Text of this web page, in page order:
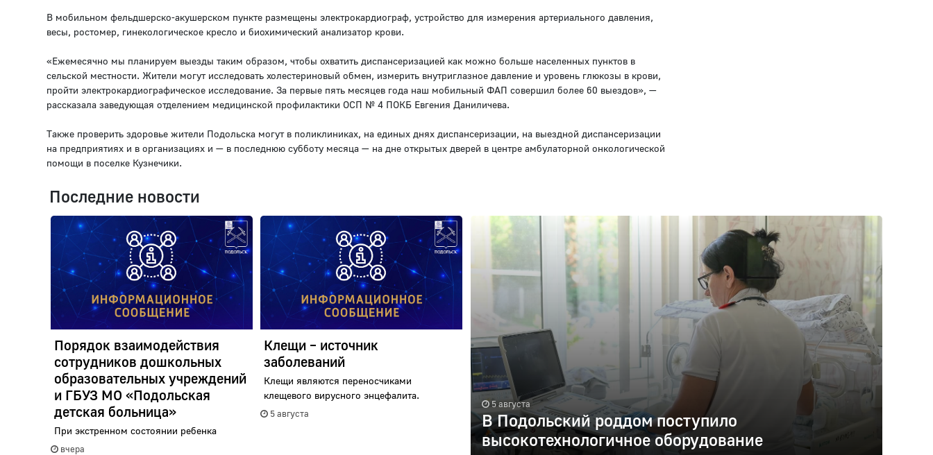
В мобильном фельдшерско-акушерском пункте размещены электрокардиограф, устройство для измерения артериального давления,
весы, ростомер, гинекологическое кресло и биохимический анализатор крови.
«Ежемесячно мы планируем выезды таким образом, чтобы охватить диспансеризацией как можно больше населенных пунктов в
сельской местности. Жители могут исследовать холестериновый обмен, измерить внутриглазное давление и уровень глюкозы в крови,
пройти электрокардиографическое исследование. За первые пять месяцев года наш мобильный ФАП совершил более 60 выездов», —
рассказала заведующая отделением медицинской профилактики ОСП № 4 ПОКБ Евгения Даниличева.
Также проверить здоровье жители Подольска могут в поликлиниках, на единых днях диспансеризации, на выездной диспансеризации
на предприятиях и в организациях и — в последнюю субботу месяца — на дне открытых дверей в центре амбулаторной онкологической
помощи в поселке Кузнечики.
Последние новости
Порядок взаимодействия
сотрудников дошкольных
образовательных учреждений
и ГБУЗ МО «Подольская
детская больница»
При экстренном состоянии ребенка
вчера
Клещи – источник
заболеваний
Клещи являются переносчиками
клещевого вирусного энцефалита.
5 августа
5 августа
В Подольский роддом поступило
высокотехнологичное оборудование